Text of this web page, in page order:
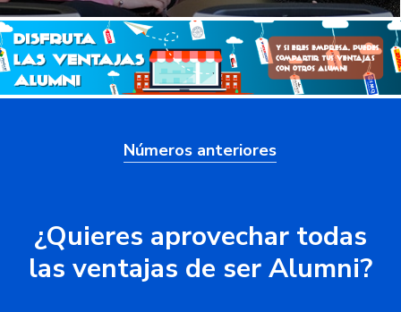
Números anteriores
¿Quieres aprovechar todas
las ventajas de ser Alumni?